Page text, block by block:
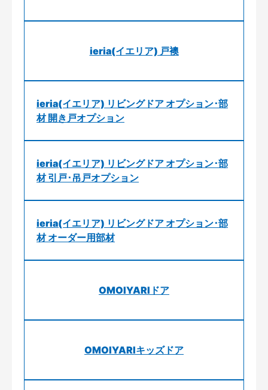
ieria(イエリア) 戸襖
ieria(イエリア) リビングドア オプション･部
材 開き戸オプション
ieria(イエリア) リビングドア オプション･部
材 引戸･吊戸オプション
ieria(イエリア) リビングドア オプション･部
材 オーダー用部材
OMOIYARIドア
OMOIYARIキッズドア